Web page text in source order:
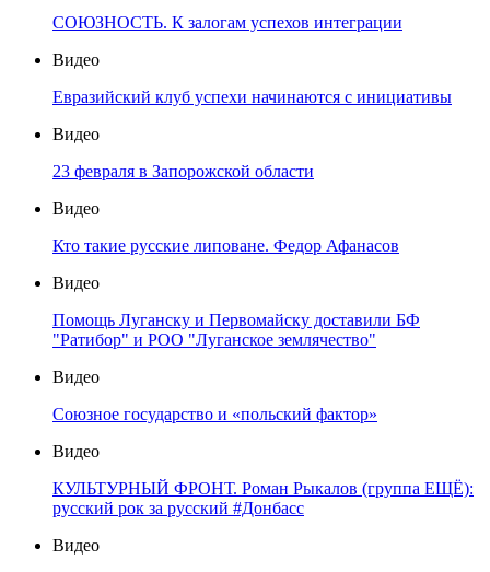
СОЮЗНОСТЬ. К залогам успехов интеграции
Видео
Евразийский клуб успехи начинаются с инициативы
Видео
23 февраля в Запорожской области
Видео
Кто такие русские липоване. Федор Афанасов
Видео
Помощь Луганску и Первомайску доставили БФ
"Ратибор" и РОО "Луганское землячество"
Видео
Союзное государство и «польский фактор»
Видео
КУЛЬТУРНЫЙ ФРОНТ. Роман Рыкалов (группа ЕЩЁ):
русский рок за русский #Донбасс
Видео